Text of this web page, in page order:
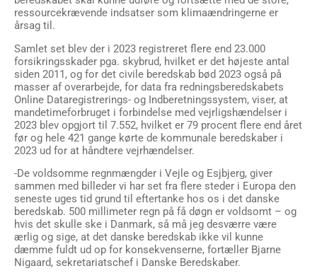
ressourcekrævende indsatser som klimaændringerne er
årsag til.
Samlet set blev der i 2023 registreret flere end 23.000
forsikringsskader pga. skybrud, hvilket er det højeste antal
siden 2011, og for det civile beredskab bød 2023 også på
masser af overarbejde, for data fra redningsberedskabets
Online Dataregistrerings- og Indberetningssystem, viser, at
mandetimeforbruget i forbindelse med vejrligshændelser i
2023 blev opgjort til 7.552, hvilket er 79 procent flere end året
før og hele 421 gange kørte de kommunale beredskaber i
2023 ud for at håndtere vejrhændelser.
-De voldsomme regnmængder i Vejle og Esjbjerg, giver
sammen med billeder vi har set fra flere steder i Europa den
seneste uges tid grund til eftertanke hos os i det danske
beredskab. 500 millimeter regn på få døgn er voldsomt – og
hvis det skulle ske i Danmark, så må jeg desværre være
ærlig og sige, at det danske beredskab ikke vil kunne
dæmme fuldt ud op for konsekvenserne, fortæller Bjarne
Nigaard, sekretariatschef i Danske Beredskaber.